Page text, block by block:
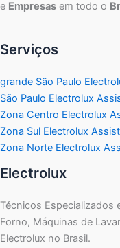
e Empresas em todo o
Serviços
grande São Paulo
São Paulo Electrolux
Zona Centro Electrolux
Zona Sul Electrolux
Zona Norte Electrolux
Electrolux
Técnicos Especializados
Forno, Máquinas de
Electrolux no Brasil.